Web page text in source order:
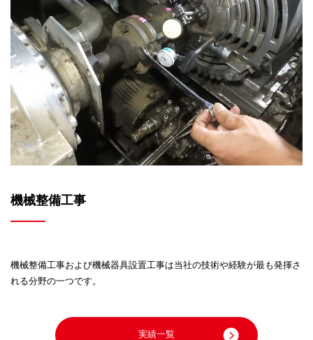
機械整備工事
機械整備工事および機械器具設置工事は当社の技術や経験が最も発揮さ
れる分野の一つです。
実績一覧